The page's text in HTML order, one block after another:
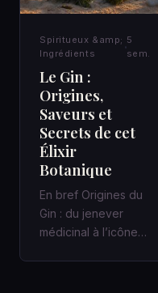
Spiritueux &amp;
Ingrédients
5
sem.
Le Gin :
Origines,
Saveurs et
Secrets de cet
Élixir
Botanique
En bref Origines du
Gin : du jenever
médicinal à l’icône